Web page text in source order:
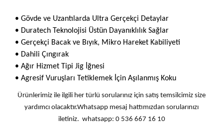
• Gövde ve Uzantılarda Ultra Gerçekçi Detaylar
• Duratech Teknolojisi Üstün Dayanıklılık Sağlar
• Gerçekçi Bacak ve Bıyık, Mikro Hareket Kabiliyeti
• Dahili Çıngırak
• Ağır Hizmet Tipi Jig İğnesi
• Agresif Vuruşları Tetiklemek İçin Aşılanmış Koku
Ürünlerimiz ile ilgili her türlü sorularınız için satış temsilcimiz size
yardımcı olacaktır.Whatsapp mesaj hattımızdan sorularınızı
iletiniz. whatsapp: 0 536 667 16 10